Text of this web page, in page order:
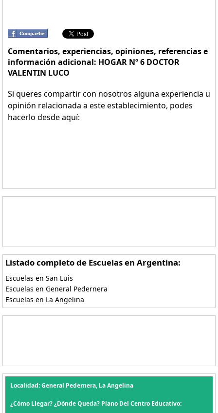
Comentarios, experiencias, opiniones, referencias e
información adicional: HOGAR Nº 6 DOCTOR
VALENTIN LUCO
Si queres compartir con nosotros alguna experiencia u
opinión relacionada a este establecimiento, podes
hacerlo desde aquí:
Listado completo de Escuelas en Argentina:
Escuelas en San Luis
Escuelas en General Pedernera
Escuelas en La Angelina
Localidad: General Pedernera, La Angelina
¿Cómo Llegar? ¿Dónde Queda? Plano Del Centro Educativo: